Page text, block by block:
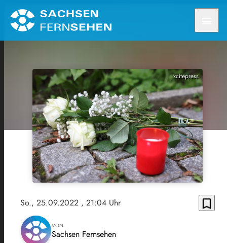
xcitepress
So., 25.09.2022 , 21:04 Uhr bookmark_border
VON
Sachsen Fernsehen